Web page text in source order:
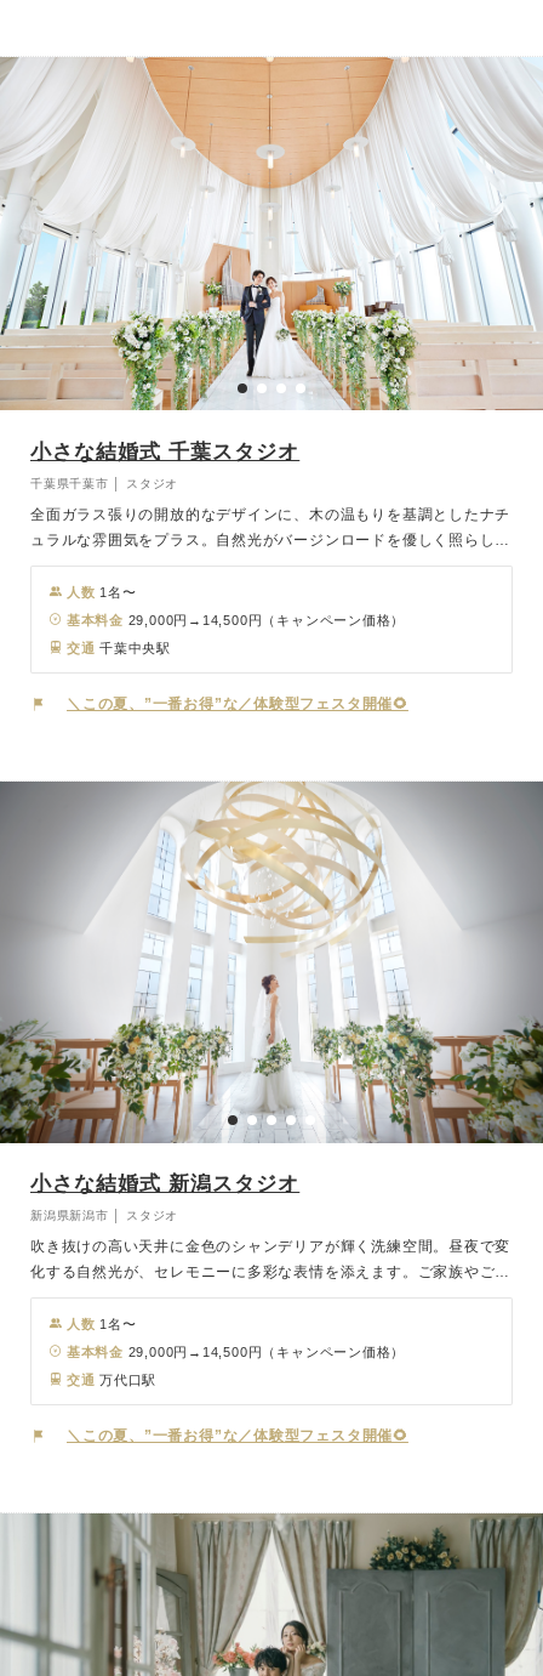
小さな結婚式 千葉スタジオ
千葉県千葉市 │ スタジオ
全面ガラス張りの開放的なデザインに、木の温もりを基調としたナチ
ュラルな雰囲気をプラス。自然光がバージンロードを優しく照らし、
おふたりを柔らかく包み込みます。千葉駅近くの立地で遠方ゲストも
訪れやすく、安心して集える魅力的な空間です。
人数 1名〜
基本料金 29,000円→14,500円（キャンペーン価格）
交通 千葉中央駅
＼この夏、”一番お得”な／体験型フェスタ開催🌻
小さな結婚式 新潟スタジオ
新潟県新潟市 │ スタジオ
吹き抜けの高い天井に金色のシャンデリアが輝く洗練空間。昼夜で変
化する自然光が、セレモニーに多彩な表情を添えます。ご家族やご友
人と共に過ごす、アットホームで上質なフォトウェディングに最適で
す。
人数 1名〜
基本料金 29,000円→14,500円（キャンペーン価格）
交通 万代口駅
＼この夏、”一番お得”な／体験型フェスタ開催🌻